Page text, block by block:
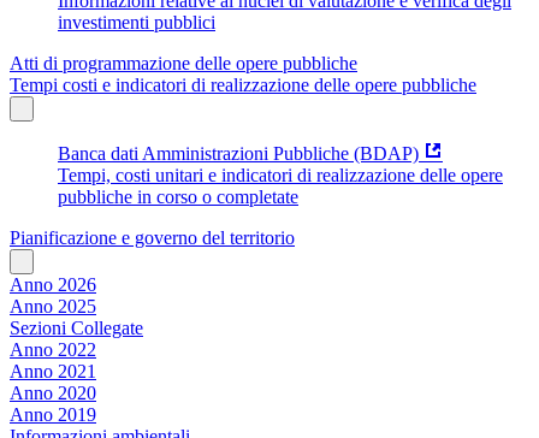
investimenti pubblici
Atti di programmazione delle opere pubbliche
Tempi costi e indicatori di realizzazione delle opere pubbliche
Banca dati Amministrazioni Pubbliche (BDAP)
Tempi, costi unitari e indicatori di realizzazione delle opere
pubbliche in corso o completate
Pianificazione e governo del territorio
Anno 2026
Anno 2025
Sezioni Collegate
Anno 2022
Anno 2021
Anno 2020
Anno 2019